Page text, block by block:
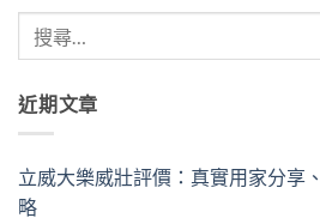
近期文章
立威大樂威壯評價：真實用家分享
略